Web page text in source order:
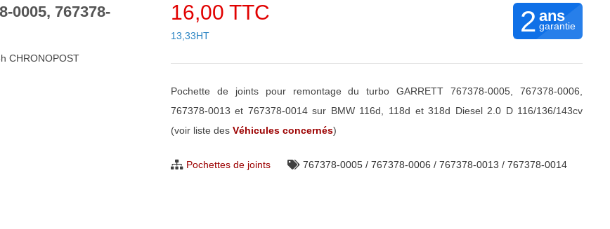
0005, 767378-
CHRONOPOST
16,00 TTC
13,33HT 2 ans
garantie
Pochette de joints pour remontage du turbo GARRETT 767378-0005, 767378-0006,
767378-0013 et 767378-0014 sur BMW 116d, 118d et 318d Diesel 2.0 D 116/136/143cv
(voir liste des Véhicules concernés)
Pochettes de joints 767378-0005 / 767378-0006 / 767378-0013 / 767378-0014